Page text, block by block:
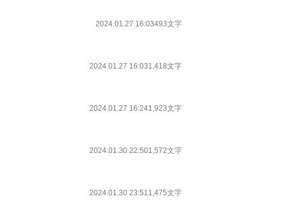
2024.01.27 16:03493文字
2024.01.27 16:031,418文字
2024.01.27 16:241,923文字
2024.01.30 22:501,572文字
2024.01.30 23:511,475文字